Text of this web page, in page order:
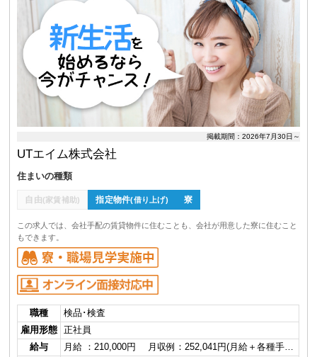
掲載期間：2026年7月30日～
UTエイム株式会社
住まいの種類
自由(家賃補助) 指定物件(借り上げ) 寮
この求人では、会社手配の賃貸物件に住むことも、会社が用意した寮に住むこと
もできます。
職種
検品･検査
雇用形態
正社員
給与
月給 ：210,000円 月収例：252,041円(月給＋各種手…